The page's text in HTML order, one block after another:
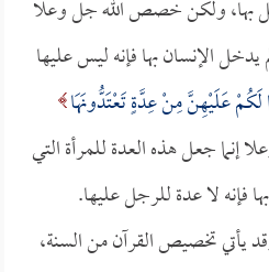
بها، ولكن خصص الله جل وعلا
الإنسان بها فإنه ليس عليها
لَكُمْ عَلَيْهِنَّ مِنْ عِدَّةٍ تَعْتَدُّونَهَا
جل وعلا إنما جعل هذه العدة للمرأة التي
فإنه لا عدة للرجل عليها.
يأتي تخصيص القرآن من السنة،